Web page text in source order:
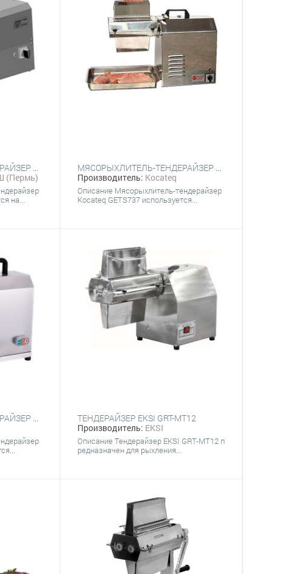
МЯСОРЫХЛИТЕЛЬ-ТЕНДЕРАЙЗЕР ТОРГМАШ (ПЕРМЬ) МР-25
(Пермь)
на...
МЯСОРЫХЛИТЕЛЬ-ТЕНДЕРАЙЗЕР KOCATEQ GETS737
Производитель: Kocateq
Описание Мясорыхлитель-тендерайзер
Kocateq GETS737 используется...
МЯСОРЫХЛИТЕЛЬ-ТЕНДЕРАЙЗЕР HURAKAN HKN-PKT
ТЕНДЕРАЙЗЕР EKSI GRT-MT12
Производитель: EKSI
Описание Тендерайзер EKSI GRT-MT12 п
редназначен для рыхления...